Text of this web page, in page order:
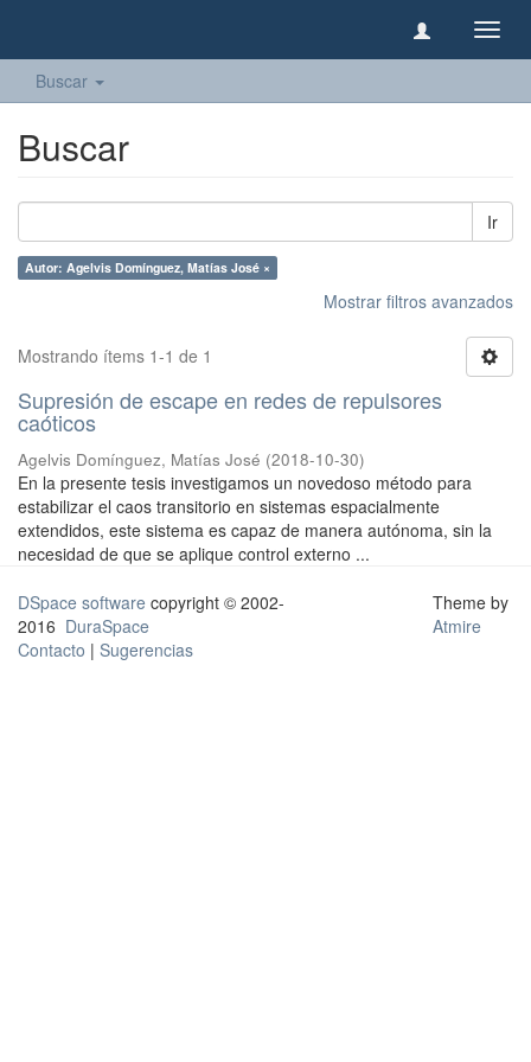
Buscar
Buscar
Ir
Autor: Agelvis Domínguez, Matías José ×
Mostrar filtros avanzados
Mostrando ítems 1-1 de 1
Supresión de escape en redes de repulsores
caóticos
Agelvis Domínguez, Matías José (2018-10-30)
En la presente tesis investigamos un novedoso método para
estabilizar el caos transitorio en sistemas espacialmente
extendidos, este sistema es capaz de manera autónoma, sin la
necesidad de que se aplique control externo ...
DSpace software copyright © 2002-
2016 DuraSpace
Contacto | Sugerencias
Theme by
Atmire